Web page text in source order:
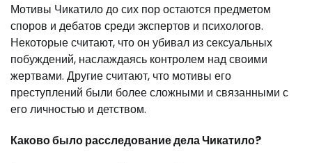
Мотивы Чикатило до сих пор остаются предметом
споров и дебатов среди экспертов и психологов.
Некоторые считают, что он убивал из сексуальных
побуждений, наслаждаясь контролем над своими
жертвами. Другие считают, что мотивы его
преступлений были более сложными и связанными с
его личностью и детством.
Каково было расследование дела Чикатило?